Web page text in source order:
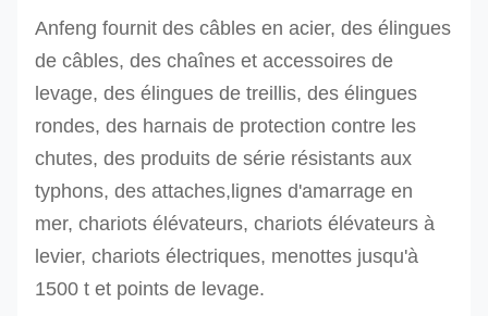
œuvre
Résistance
à la
corrosion
Ressources
pour la
mise en
œuvre
Ressources
Anfeng fournit des câbles en acier, des élingues
de câbles, des chaînes et accessoires de
levage, des élingues de treillis, des élingues
rondes, des harnais de protection contre les
chutes, des produits de série résistants aux
typhons, des attaches,lignes d'amarrage en
mer, chariots élévateurs, chariots élévateurs à
levier, chariots électriques, menottes jusqu'à
1500 t et points de levage.